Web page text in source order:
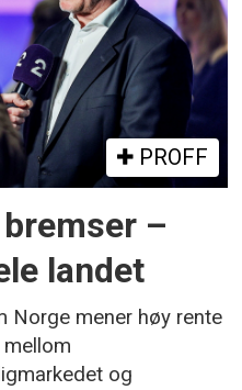
PROFF
–
landet
Norge mener høy rente
og